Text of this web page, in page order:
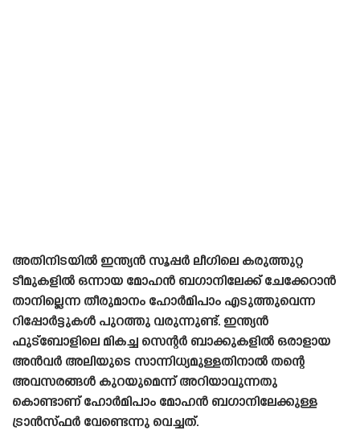
അതിനിടയിൽ ഇന്ത്യൻ സൂപ്പർ ലീഗിലെ കരുത്തുറ്റ
ടീമുകളിൽ ഒന്നായ മോഹൻ ബഗാനിലേക്ക് ചേക്കേറാൻ
താനില്ലെന്ന തീരുമാനം ഹോർമിപാം എടുത്തുവെന്ന
റിപ്പോർട്ടുകൾ പുറത്തു വരുന്നുണ്ട്. ഇന്ത്യൻ
ഫുട്ബോളിലെ മികച്ച സെന്റർ ബാക്കുകളിൽ ഒരാളായ
അൻവർ അലിയുടെ സാന്നിധ്യമുള്ളതിനാൽ തന്റെ
അവസരങ്ങൾ കുറയുമെന്ന് അറിയാവുന്നതു
കൊണ്ടാണ് ഹോർമിപാം മോഹൻ ബഗാനിലേക്കുള്ള
ട്രാൻസ്‌ഫർ വേണ്ടെന്നു വെച്ചത്.